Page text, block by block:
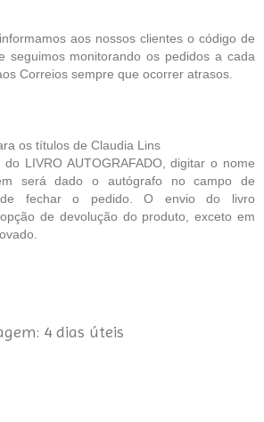
aos nossos clientes o código de
seguimos monitorando os pedidos a cada
Correios sempre que ocorrer atrasos.
os títulos de Claudia Lins
LIVRO AUTOGRAFADO, digitar o nome
será dado o autógrafo no campo de
de fechar o pedido. O envio do livro
de devolução do produto, exceto em
4 dias úteis